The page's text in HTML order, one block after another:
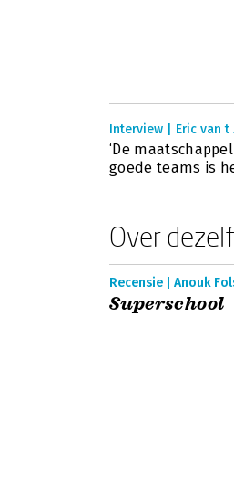
Interview | Eric van t
‘De
goede teams is
Over
Recensie | Anouk
Superschool